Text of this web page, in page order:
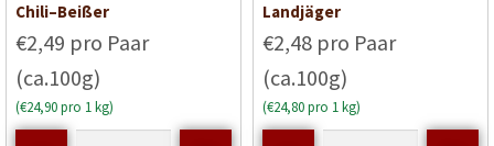
Chili–Beißer
€2,49 pro Paar
(ca.100g)
(€24,90 pro 1 kg)
Landjäger
€2,48 pro Paar
(ca.100g)
(€24,80 pro 1 kg)